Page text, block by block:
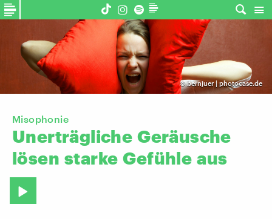
©bernjuer | photocase.de
Misophonie
Unerträgliche Geräusche
lösen starke Gefühle aus